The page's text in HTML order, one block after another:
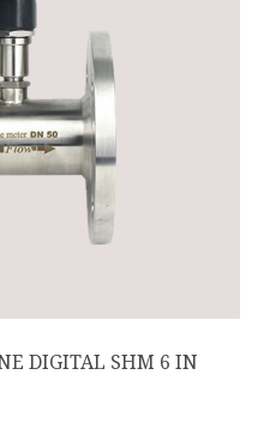
DIGITAL SHM 6 IN